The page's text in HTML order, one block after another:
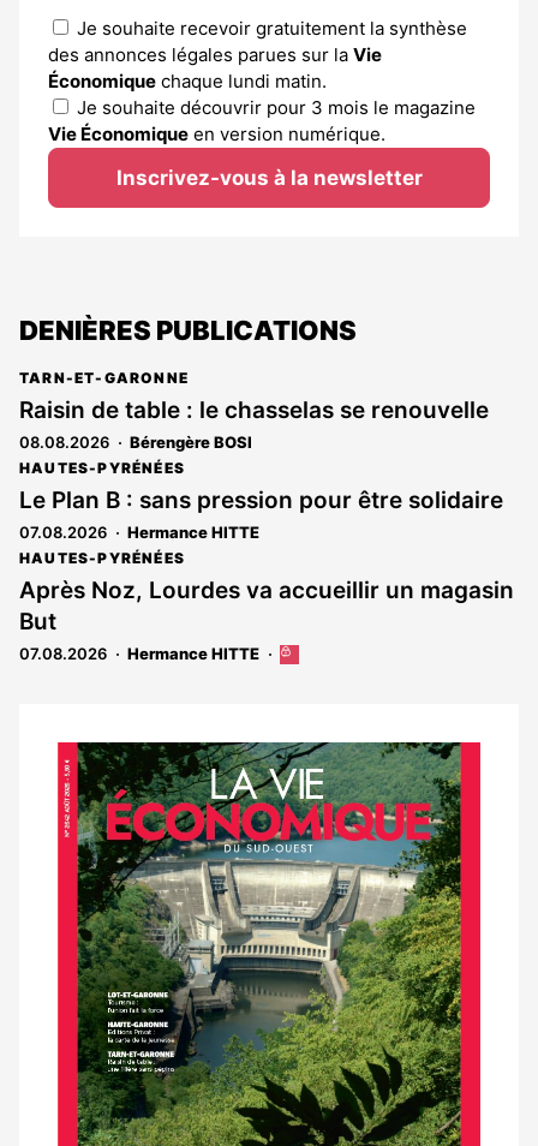
Je souhaite recevoir gratuitement la synthèse
des annonces légales parues sur la Vie
Économique chaque lundi matin.
Je souhaite découvrir pour 3 mois le magazine
Vie Économique en version numérique.
Inscrivez-vous à la newsletter
DENIÈRES PUBLICATIONS
TARN-ET-GARONNE
Raisin de table : le chasselas se renouvelle
08.08.2026 Bérengère BOSI
HAUTES-PYRÉNÉES
Le Plan B : sans pression pour être solidaire
07.08.2026 Hermance HITTE
HAUTES-PYRÉNÉES
Après Noz, Lourdes va accueillir un magasin
But
07.08.2026 Hermance HITTE
Cet
aux
abonnés
Notre
dernier
magazine